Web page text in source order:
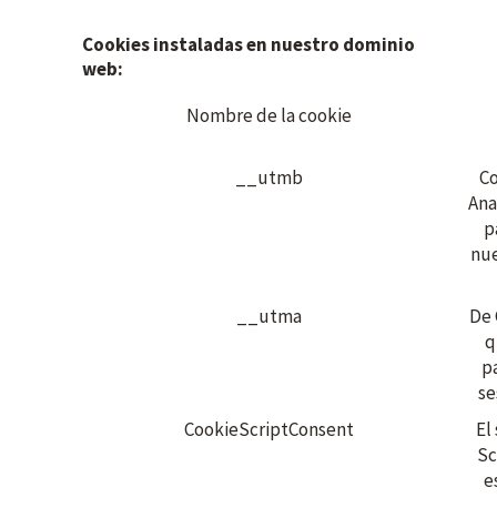
Cookies instaladas en nuestro dominio
web:
Nombre de la cookie
__utmb
__utma
De
CookieScriptConsent
El